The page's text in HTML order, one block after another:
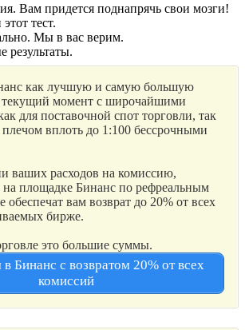
Вам придется поднапрячь свои мозги!
тест.
Мы в вас верим.
результаты.
как лучшую и самую большую
момент с широчайшими
для поставочной спот торговли, так
плечом вплоть до 1:100 бессрочными
ваших расходов на комиссию,
на площадке Бинанс по рефреальным
обеспечат вам возврат до 20% от всех
бирже.
это большие суммы.
в Бинанс с возвратом 20% от всех
комиссий